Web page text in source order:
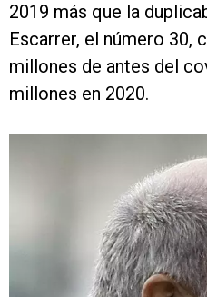
2019 más que la
Escarrer, el número 30,
millones de antes del
millones en 2020.